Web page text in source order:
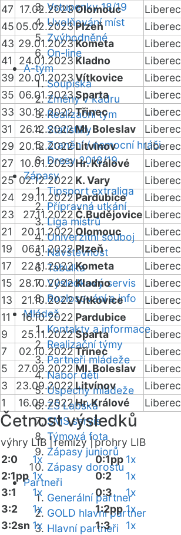
Vstupenky 18/19
Uvolňování míst
Zvýhodněné
On-line
A-tým
Soupiska
Změny v kádru
Realizační tým
Statistiky
Zranění / nemocní hráči
Dresy 2018/19
Zápasy
Tipsport extraliga
Přípravná utkání
Liga mistrů
Univerzitní souboj
Návštěvnost
Tabulka
Výsledkový servis
Rozlosování a info
Mládež
Kontakty a informace
Realizační týmy
Partneři mládeže
Nábor dětí
Úspěchy mládeže
ZŠ Labská
SMS servis
Týmová fota
Zápasy juniorů
Zápasy dorostu
Partneři
Generální partner
GOLD hlavní partner
Hlavní partneři
47 17.02.2023Olomouc Liberec
45 05.02.2023 Plzeň Liberec
43 29.01.2023Kometa Liberec
41
24.01.2023 Kladno Liberec
39 20.01.2023Vítkovice Liberec
35 06.01.2023Sparta Liberec
33 30.12.2022Třinec Liberec
31
26.12.2022Ml. Boleslav Liberec
29 20.12.2022Litvínov Liberec
27
10.01.2023Hr. Králové Liberec
25 02.12.2022 K. Vary Liberec
24
29.11.2022Pardubice Liberec
23
27.11.2022Č.Budějovice Liberec
21
20.11.2022 Olomouc Liberec
19
06.11.2022Plzeň Liberec
17
22.11.2022Kometa Liberec
15
28.10.2022Kladno Liberec
13
21.10.2022Vítkovice Liberec
11
16.10.2022 Pardubice Liberec
9
25.11.2022Sparta Liberec
7
02.10.2022Třinec Liberec
5
27.09.2022 Ml. Boleslav Liberec
3
23.09.2022Litvínov Liberec
1
16.09.2022Hr. Králové Liberec
Četnost výsledků
výhry LIB | remízy |prohry LIB
2:0
1x
2:1pp 1x
3:1
1x
3:2
1x
3:2sn 1x
0:1pp 1x
0:2
1x
0:3
1x
1:2pp 1x
1:3
1x